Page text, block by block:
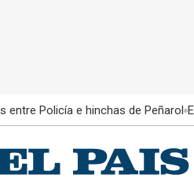
entre Policía e hinchas de Peñarol